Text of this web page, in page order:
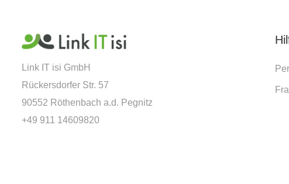
Link IT isi GmbH
Rückersdorfer Str. 57
90552 Röthenbach a.d. Pegnitz
+49 911 14609820